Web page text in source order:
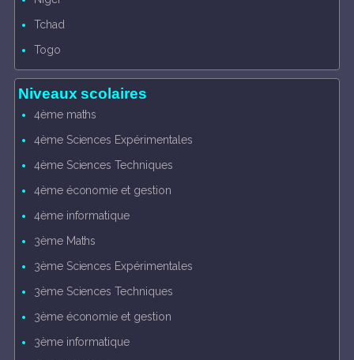
Tchad
Togo
Niveaux scolaires
4ème maths
4ème Sciences Expérimentales
4ème Sciences Techniques
4ème économie et gestion
4ème informatique
3ème Maths
3ème Sciences Expérimentales
3ème Sciences Techniques
3ème économie et gestion
3ème informatique